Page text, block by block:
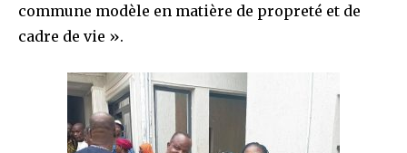
commune modèle en matière de propreté et de
cadre de vie ».